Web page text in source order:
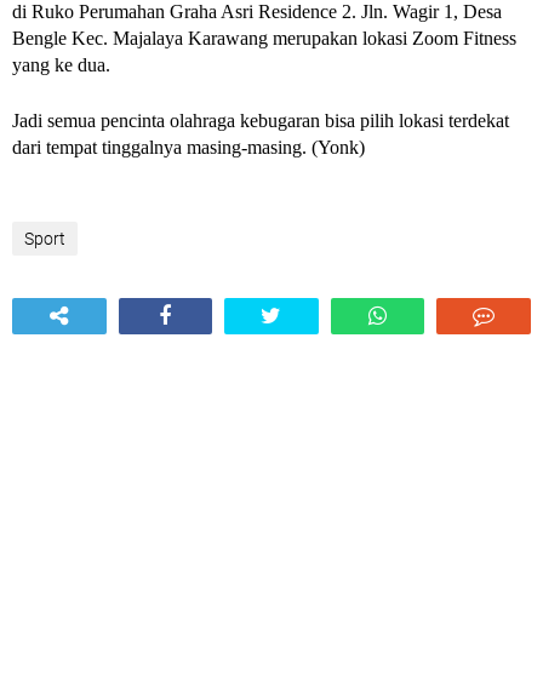
di Ruko Perumahan Graha Asri Residence 2. Jln. Wagir 1, Desa
Bengle Kec. Majalaya Karawang merupakan lokasi Zoom Fitness
yang ke dua.
Jadi semua pencinta olahraga kebugaran bisa pilih lokasi terdekat
dari tempat tinggalnya masing-masing. (Yonk)
Sport